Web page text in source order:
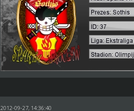
2012-09-27, 14:36:40